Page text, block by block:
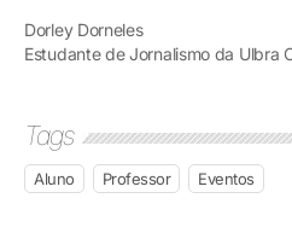
Dorley Dorneles
Estudante de Jornalismo da Ulbra
Tags
Aluno Professor Eventos